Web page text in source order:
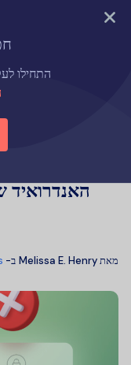
התחילו
טיפים להורות
האם אפשר לנעול מרחוק
מאתMelissa E. Henry ב-